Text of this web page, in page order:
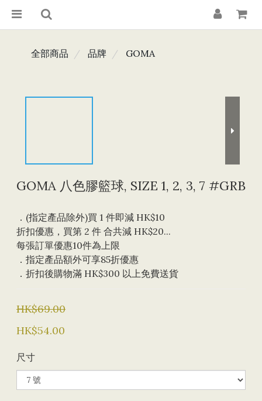
全部商品 品牌 GOMA
GOMA 八色膠籃球, SIZE 1, 2, 3, 7 #GRB
．(指定產品除外)買 1 件即減 HK$10
折扣優惠，買第 2 件 合共減 HK$20...
每張訂單優惠10件為上限
．指定產品額外可享85折優惠
．折扣後購物滿 HK$300 以上免費送貨
HK$69.00
HK$54.00
尺寸